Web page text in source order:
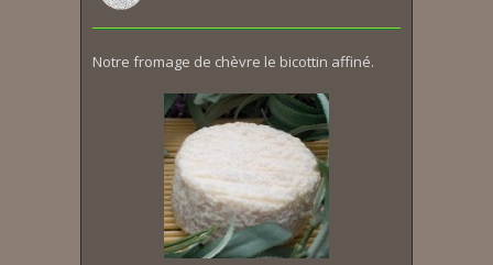
Notre fromage de chèvre le bicottin affiné.